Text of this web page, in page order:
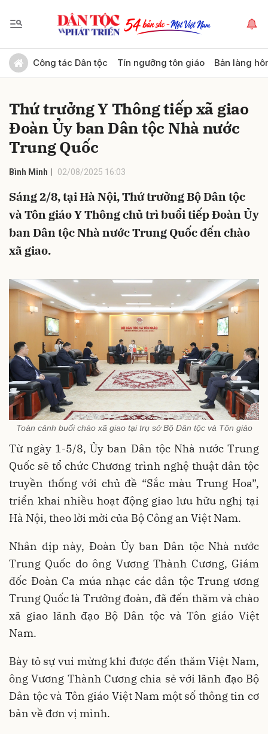
Công tác Dân tộc Tín ngưỡng tôn giáo Bản làng
Thứ trưởng Y Thông tiếp xã giao
Đoàn Ủy ban Dân tộc Nhà nước
Trung Quốc
Bình Minh 02/08/2025 16:03
Sáng 2/8, tại Hà Nội, Thứ trưởng Bộ Dân tộc
và Tôn giáo Y Thông chủ trì buổi tiếp Đoàn Ủy
ban Dân tộc Nhà nước Trung Quốc đến chào
xã giao.
Toàn cảnh buổi chào xã giao tại trụ sở Bộ Dân tộc và Tôn giáo
Từ ngày 1-5/8, Ủy ban Dân tộc Nhà nước Trung
Quốc sẽ tổ chức Chương trình nghệ thuật dân tộc
truyền thống với chủ đề “Sắc màu Trung Hoa”,
triển khai nhiều hoạt động giao lưu hữu nghị tại
Hà Nội, theo lời mời của Bộ Công an Việt Nam.
Nhân dịp này, Đoàn Ủy ban Dân tộc Nhà nước
Trung Quốc do ông Vương Thành Cương, Giám
đốc Đoàn Ca múa nhạc các dân tộc Trung ương
Trung Quốc là Trưởng đoàn, đã đến thăm và chào
xã giao lãnh đạo Bộ Dân tộc và Tôn giáo Việt
Nam.
Bày tỏ sự vui mừng khi được đến thăm Việt Nam,
ông Vương Thành Cương chia sẻ với lãnh đạo Bộ
Dân tộc và Tôn giáo Việt Nam một số thông tin cơ
bản về đơn vị mình.
Gửi bình luận